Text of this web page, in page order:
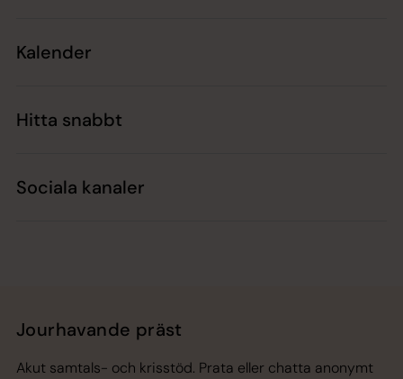
Kalender
Hitta snabbt
Sociala kanaler
Jourhavande präst
Akut samtals- och krisstöd. Prata eller chatta anonymt